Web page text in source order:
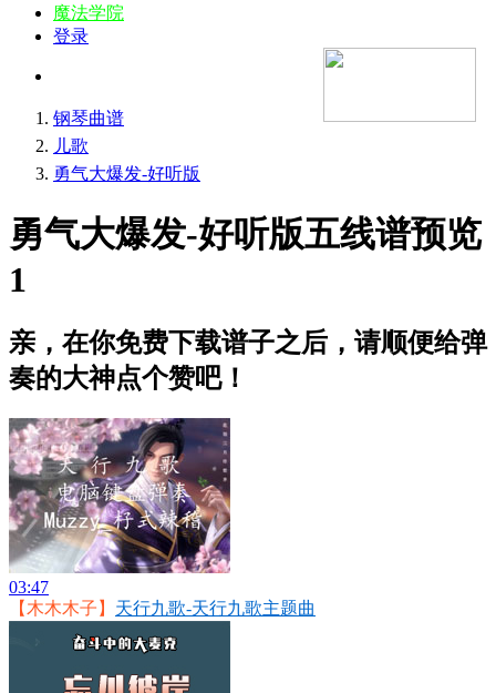
魔法学院
登录
钢琴曲谱
儿歌
勇气大爆发-好听版
勇气大爆发-好听版五线谱预览
1
亲，在你免费下载谱子之后，请顺便给弹
奏的大神点个赞吧！
03:47
【木木木子】 天行九歌-天行九歌主题曲